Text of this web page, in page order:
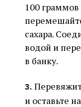
100 граммов
сахара.
водой и
в банку.
3.
и оставьте